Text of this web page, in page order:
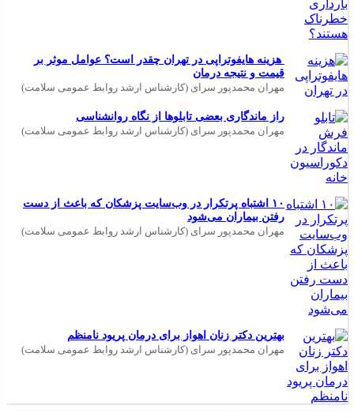
هزینه هایفوتراپی در تهران چقدر است؟ عوامل موثر بر
قیمت و نتیجه درمان
مهران محمدپور سرای (کارشناس ارشد روابط عمومی سلامت)
راز ماندگاری بعضی تابلوها از نگاه روانشناسی
مهران محمدپور سرای (کارشناس ارشد روابط عمومی سلامت)
۱۰ اشتباه پرتکرار در وب‌سایت پزشکان که باعث از دست
رفتن بیماران می‌شود
مهران محمدپور سرای (کارشناس ارشد روابط عمومی سلامت)
بهترین دکتر زنان اهواز برای درمان پریود نامنظم
مهران محمدپور سرای (کارشناس ارشد روابط عمومی سلامت)